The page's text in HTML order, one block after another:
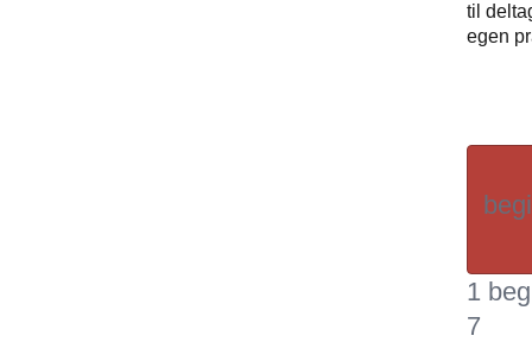
til
egen
1
7